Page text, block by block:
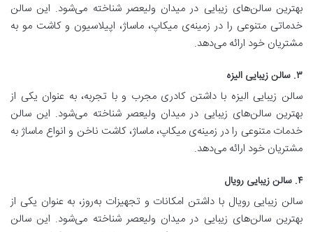
بهترین سالن‌های زیبایی در میدان ولیعصر شناخته می‌شود. این سالن
خدماتی متنوعی را در زمینه‌ی میکاپ، ماساژ، اپیلاسیون و کاشت مو به
مشتریان خود ارائه می‌دهد.
۳. سالن زیبایی الیزه
سالن زیبایی الیزه با داشتن کادری مجرب و با تجربه، به عنوان یکی از
بهترین سالن‌های زیبایی در میدان ولیعصر شناخته می‌شود. این سالن
خدمات متنوعی را در زمینه‌ی میکاپ، ماساژ، کاشت ناخن و انواع ماساژ به
مشتریان خود ارائه می‌دهد.
۴. سالن زیبایی رویال
سالن زیبایی رویال با داشتن امکانات و تجهیزات به‌روز، به عنوان یکی از
بهترین سالن‌های زیبایی در میدان ولیعصر شناخته می‌شود. این سالن